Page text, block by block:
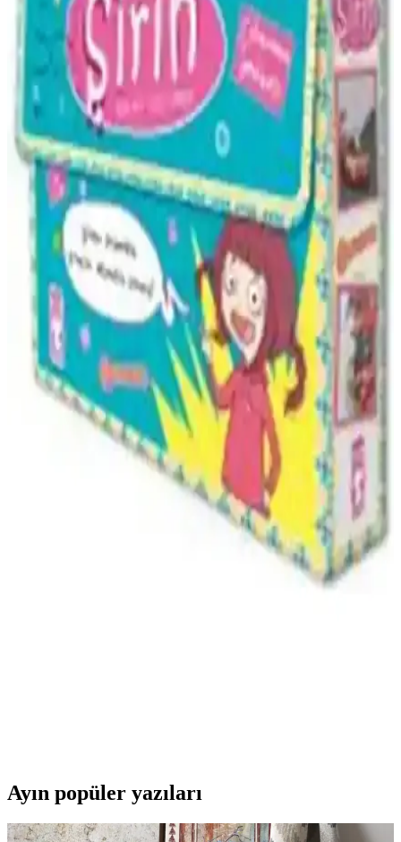
Gülen Sakız Ağacı Çocuk Hikayeleri ve Hayal
Dünyasını Zenginleştiren Eser
Gülen Sakız Ağacı, çocukların hayal gücünü geliştiren ve
yetişkinlere nostaljik bir yolculuk sunan öykü kitabıdır. 27 farklı
hikâye ve özgün karakterlerle dolu, eğitici ve eğlenceli içerikleriyle
dikkat çeker.
Kırmızı Pazartesi Romanı Analizi ve Edebi
Özellikleri
Kırmızı Pazartesi, toplumun yapısı ve bireysel psikolojiyi anlatan,
etkileyici anlatımıyla edebiyatın önemli eserlerinden biri. Karakterler
ve olay örgüsüyle derin bir analiz sunar.
Roger Ackroyd Cinayeti: Agatha Christie'nin Klasik
Polisiye Romanı Hakkında Detaylar
Agatha Christie'nin klasiklerinden Roger Ackroyd Cinayeti, gizem
ve çözüm odaklı hikayesiyle polisiye severlere unutulmaz bir
deneyim sunuyor. Detaylı anlatım ve zekice kurguyla dolu bu
roman, Türkçe baskısıyla erişilebilir durumda.
Kimsesizler Matemi ve Siren Romanlarının
Karşılaştırması ve Detaylı İncelemesi
Emine Tavuz'un Kimsesizler Matemi ve Siren adlı romanlarının
içeriklerini, özelliklerini ve kullanıcı yorumlarını karşılaştırıyoruz.
Bu makale, kitap seçiminde rehberlik edecek detaylar sunuyor.
Küçük Prens: Felsefi Derinlik ve Çocuklar İçin
Küçük Prens, felsefi derinliği ve öğretici görselleriyle çocuklar ve
Ayın popüler yazıları